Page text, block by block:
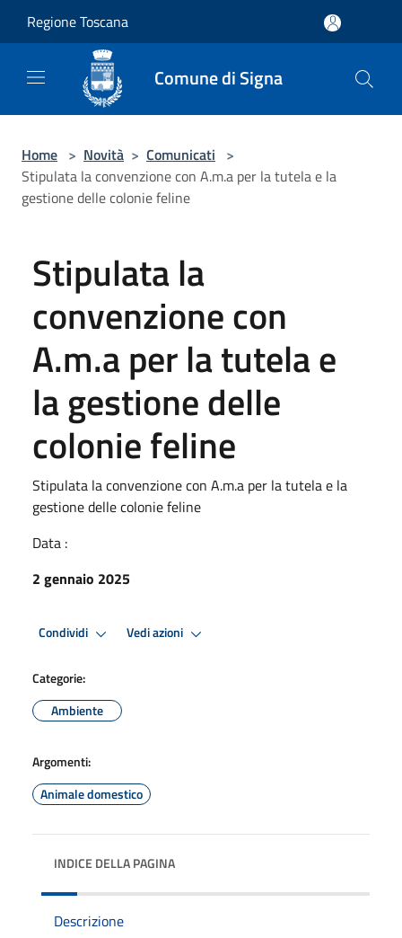
Regione Toscana
Comune di Signa
Home > Novità > Comunicati >
Stipulata la convenzione con A.m.a per la tutela e la
gestione delle colonie feline
Stipulata la
convenzione con
A.m.a per la tutela e
la gestione delle
colonie feline
Stipulata la convenzione con A.m.a per la tutela e la
gestione delle colonie feline
Data :
2 gennaio 2025
Condividi Vedi azioni
Categorie:
Ambiente
Argomenti:
Animale domestico
INDICE DELLA PAGINA
Descrizione